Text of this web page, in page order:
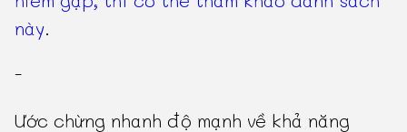
này.
-
Ước chừng nhanh độ mạnh về khả năng